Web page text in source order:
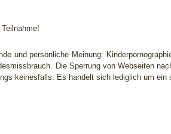
und persönliche Meinung:
Die Sperrung von Webseiten
keinesfalls. Es handelt sich lediglich um ein